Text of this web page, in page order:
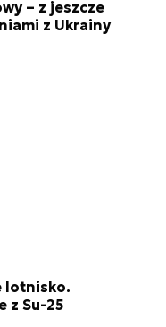
– z jeszcze
z Ukrainy
lotnisko.
z Su-25